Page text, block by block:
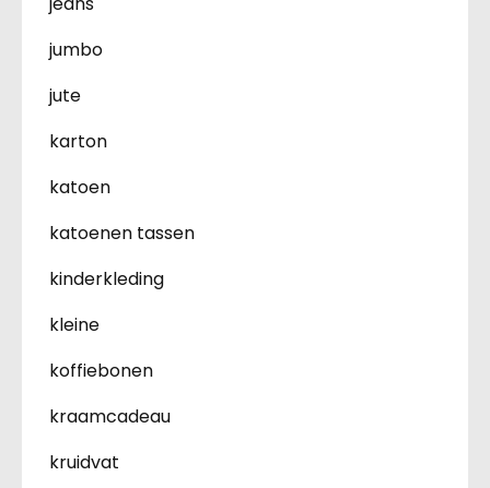
jumbo
jute
karton
katoen
katoenen tassen
kinderkleding
kleine
koffiebonen
kraamcadeau
kruidvat